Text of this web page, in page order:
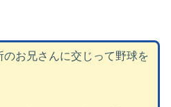
のお兄さんに交じって野球を